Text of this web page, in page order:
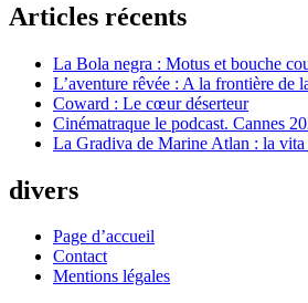
Articles récents
La Bola negra : Motus et bouche
L’aventure rêvée : A la frontière de
Coward : Le cœur déserteur
Cinématraque le podcast. Cannes
La Gradiva de Marine Atlan : la vita
divers
Page d’accueil
Contact
Mentions légales